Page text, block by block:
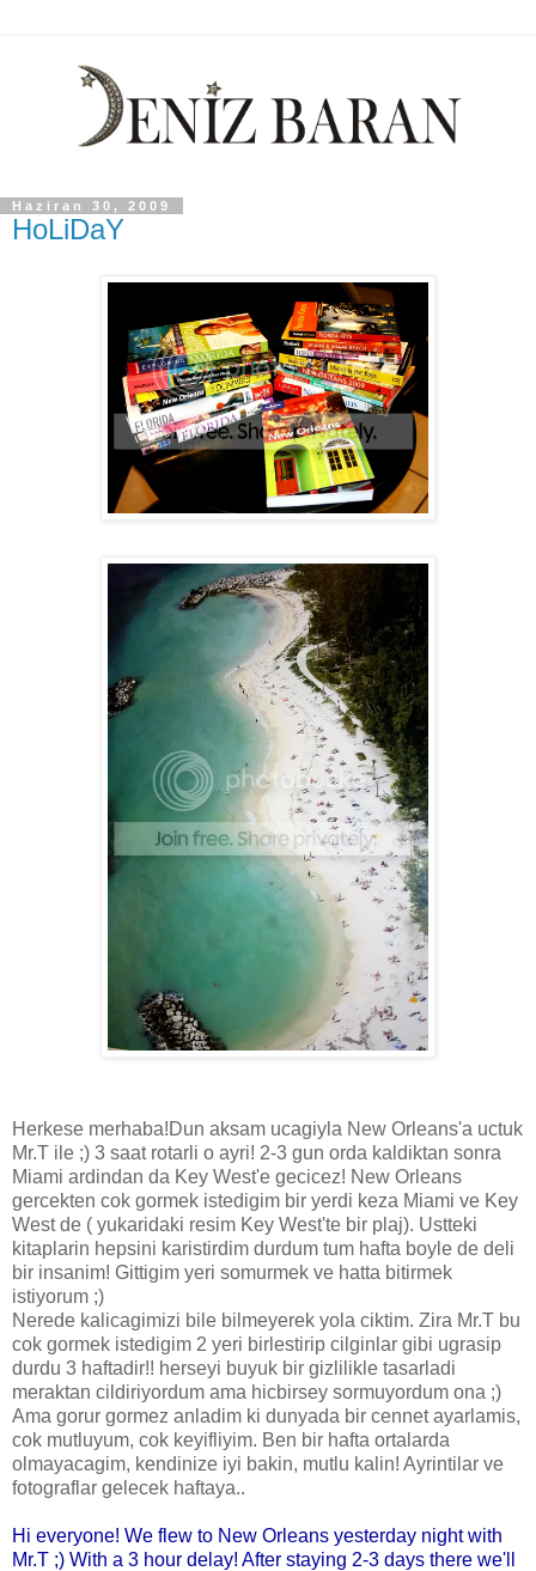
Haziran 30, 2009
HoLiDaY
Herkese merhaba!Dun aksam ucagiyla New Orleans'a uctuk
Mr.T ile ;) 3 saat rotarli o ayri! 2-3 gun orda kaldiktan sonra
Miami ardindan da Key West'e gecicez! New Orleans
gercekten cok gormek istedigim bir yerdi keza Miami ve Key
West de ( yukaridaki resim Key West'te bir plaj). Ustteki
kitaplarin hepsini karistirdim durdum tum hafta boyle de deli
bir insanim! Gittigim yeri somurmek ve hatta bitirmek
istiyorum ;)
Nerede kalicagimizi bile bilmeyerek yola ciktim. Zira Mr.T bu
cok gormek istedigim 2 yeri birlestirip cilginlar gibi ugrasip
durdu 3 haftadir!! herseyi buyuk bir gizlilikle tasarladi
meraktan cildiriyordum ama hicbirsey sormuyordum ona ;)
Ama gorur gormez anladim ki dunyada bir cennet ayarlamis,
cok mutluyum, cok keyifliyim. Ben bir hafta ortalarda
olmayacagim, kendinize iyi bakin, mutlu kalin! Ayrintilar ve
fotograflar gelecek haftaya..
Hi everyone! We flew to New Orleans yesterday night with
Mr.T ;) With a 3 hour delay! After staying 2-3 days there we'll